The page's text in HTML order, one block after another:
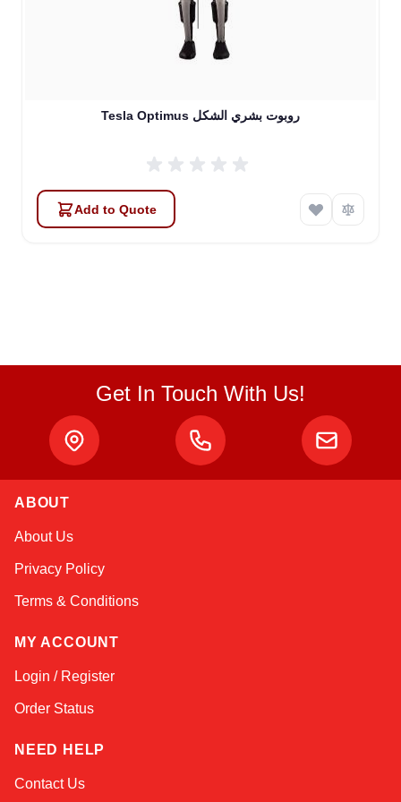
Tesla Optimus روبوت بشري الشكل
Add to Quote
Get In Touch With Us!
ABOUT
About Us
Privacy Policy
Terms & Conditions
MY ACCOUNT
Login / Register
Order Status
NEED HELP
Contact Us